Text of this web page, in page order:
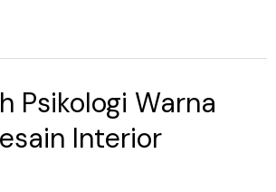
Psikologi Warna
Interior